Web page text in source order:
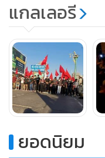
(คนขับรถเครื่องเสียง)
สารธิยากุล 7. นายธนศักดิ์
แกลเลอรี
ยอดนิยม